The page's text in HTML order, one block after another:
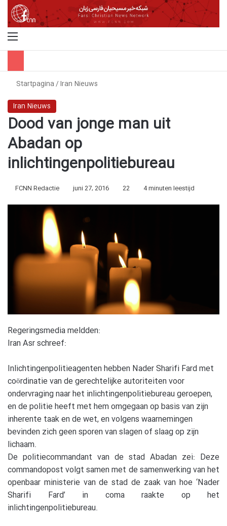
Startpagina/Iran Nieuws
Iran Nieuws
Dood van jonge man uit
Abadan op
inlichtingenpolitiebureau
FCNN Redactie juni 27, 2016 22 4 minuten leestijd
Regeringsmedia meldden:
Iran Asr schreef:
Inlichtingenpolitieagenten hebben Nader Sharifi Fard met
coördinatie van de gerechtelijke autoriteiten voor
ondervraging naar het inlichtingenpolitiebureau geroepen,
en de politie heeft met hem omgegaan op basis van zijn
inherente taak en de wet, en volgens waarnemingen
bevinden zich geen sporen van slagen of slaag op zijn
lichaam.
De politiecommandant van de stad Abadan zei: Deze
commandopost volgt samen met de samenwerking van het
openbaar ministerie van de stad de zaak van hoe ‘Nader
Sharifi Fard’ in coma raakte op het
inlichtingenpolitiebureau.